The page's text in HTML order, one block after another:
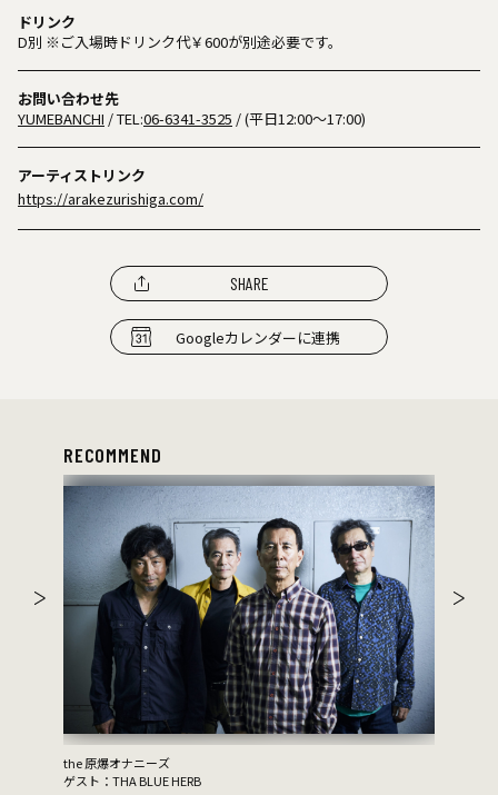
ドリンク
D別 ※ご入場時ドリンク代￥600が別途必要です。
お問い合わせ先
YUMEBANCHI / TEL:06-6341-3525 / (平日12:00～17:00)
アーティストリンク
https://arakezurishiga.com/
SHARE
Googleカレンダーに連携
RECOMMEND
the 原爆オナニーズ
ゲスト：THA BLUE HERB